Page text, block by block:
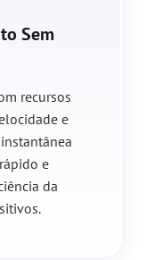
Sem
recursos
e
e
da